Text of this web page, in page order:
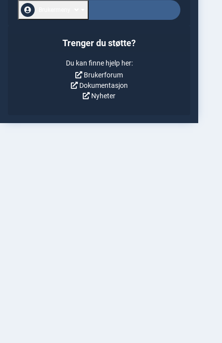
Trenger du støtte?
Du kan finne hjelp her:
Brukerforum
Dokumentasjon
Nyheter